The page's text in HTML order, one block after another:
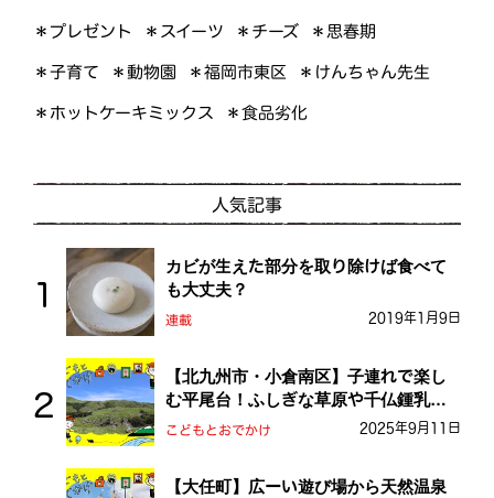
＊プレゼント ＊スイーツ ＊チーズ ＊思春期
＊子育て ＊動物園 ＊福岡市東区 ＊けんちゃん先生
＊ホットケーキミックス ＊食品劣化
人気記事
カビが生えた部分を取り除けば食べて
も大丈夫？
連載 2019年1月9日
【北九州市・小倉南区】子連れで楽し
む平尾台！ふしぎな草原や千仏鍾乳洞
を探検しよう！
こどもとおでかけ 2025年9月11日
【大任町】広ーい遊び場から天然温泉